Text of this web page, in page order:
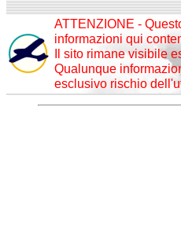
ATTENZIONE -
informazioni qui
Il sito rimane visibile
Qualunque
esclusivo rischio